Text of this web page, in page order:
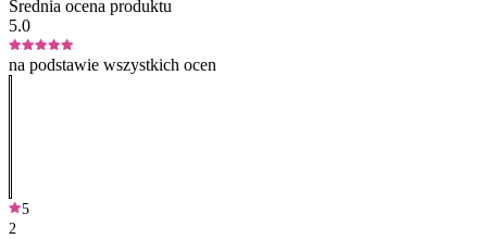
Średnia ocena produktu
5.0
na podstawie wszystkich ocen
5
2